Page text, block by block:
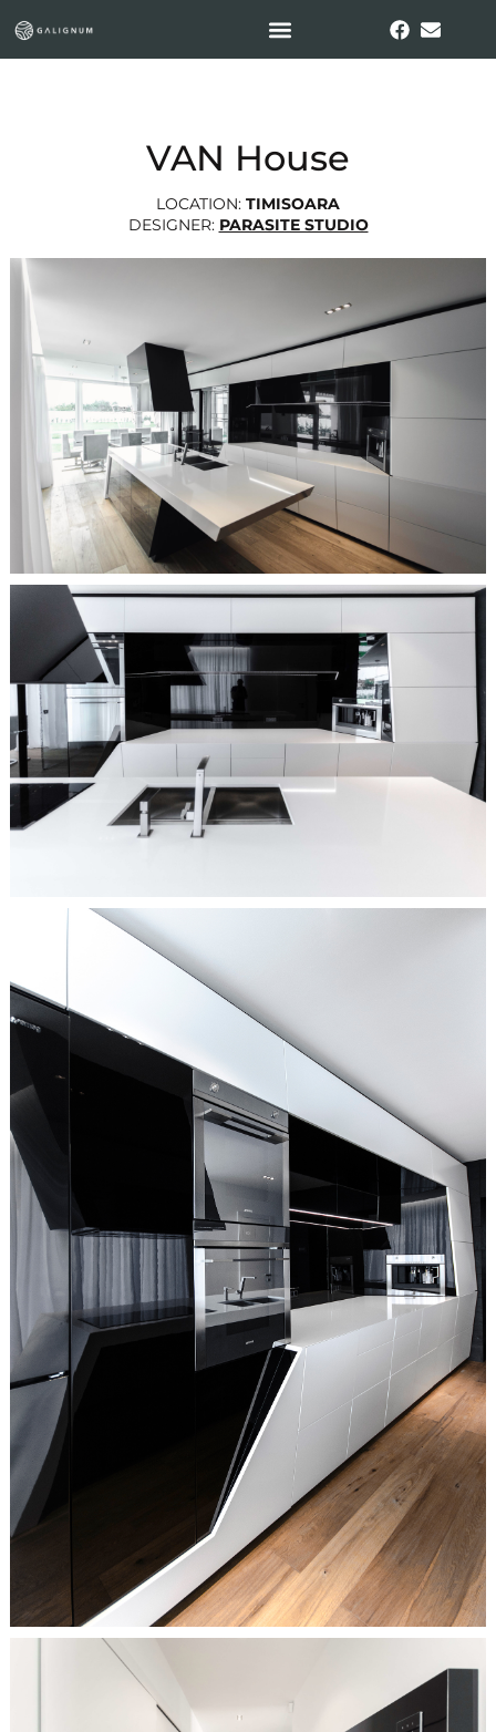
VAN House
LOCATION: TIMISOARA
DESIGNER: PARASITE STUDIO